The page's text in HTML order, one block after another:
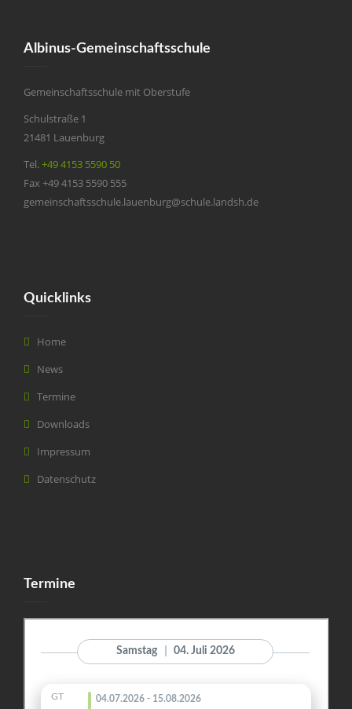
Albinus-Gemeinschaftsschule
Gemeinschaftsschule mit Oberstufe
Schulstraße 1
21481 Lauenburg
Tel.+49 4153 5590 50
Fax +49 4153 5590 555
gemeinschaftsschule.lauenburg@schule.landsh.de
Quicklinks
Home
News
Termine
Downloads
Impressum
Datenschutz
Termine